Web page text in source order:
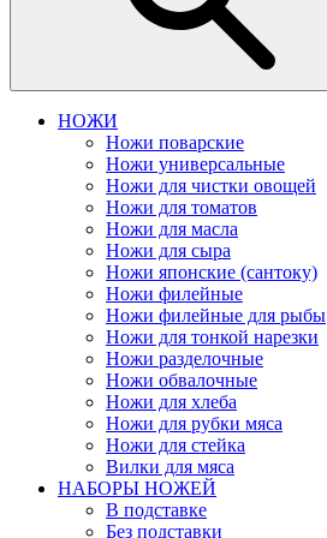
НОЖИ
Ножи поварские
Ножи универсальные
Ножи для чистки овощей
Ножи для томатов
Ножи для масла
Ножи для сыра
Ножи японские (сантоку)
Ножи филейные
Ножи филейные для рыбы
Ножи для тонкой нарезки
Ножи разделочные
Ножи обвалочные
Ножи для хлеба
Ножи для рубки мяса
Ножи для стейка
Вилки для мяса
НАБОРЫ НОЖЕЙ
В подставке
Без подставки